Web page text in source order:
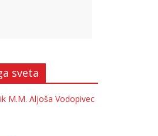
sveta
M.M. Aljoša Vodopivec